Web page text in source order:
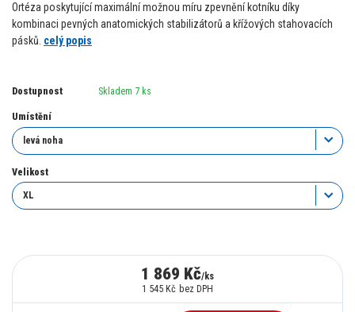
Ortéza poskytující maximální možnou míru zpevnění kotníku díky
kombinaci pevných anatomických stabilizátorů a křížových stahovacích
pásků. celý popis
Dostupnost Skladem 7 ks
Umístění
Velikost
1 869 Kč/ks
1 545 Kč bez DPH